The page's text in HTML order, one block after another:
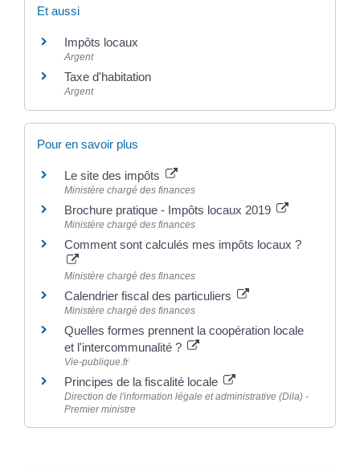
Et aussi
Impôts locaux
Argent
Taxe d'habitation
Argent
Pour en savoir plus
Le site des impôts
Ministère chargé des finances
Brochure pratique - Impôts locaux 2019
Ministère chargé des finances
Comment sont calculés mes impôts locaux ?
Ministère chargé des finances
Calendrier fiscal des particuliers
Ministère chargé des finances
Quelles formes prennent la coopération locale
et l'intercommunalité ?
Vie-publique.fr
Principes de la fiscalité locale
Direction de l'information légale et administrative (Dila) -
Premier ministre